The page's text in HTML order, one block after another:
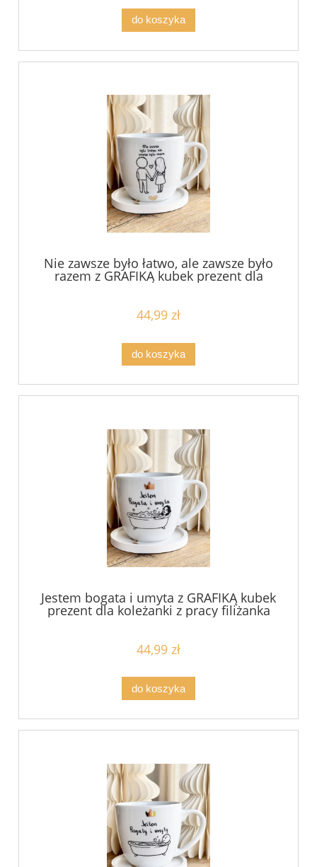
do koszyka
Nie zawsze było łatwo, ale zawsze było
razem z GRAFIKĄ kubek prezent dla
koleżanki z pracy filiżanka pojemność do
44,99 zł
do koszyka
Jestem bogata i umyta z GRAFIKĄ kubek
prezent dla koleżanki z pracy filiżanka
pojemność do wyboru
44,99 zł
do koszyka